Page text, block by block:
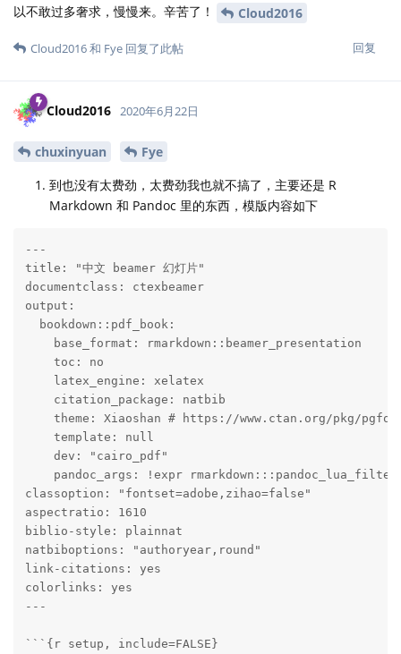
以不敢过多奢求，慢慢来。辛苦了！
Cloud2016
回复
Cloud2016和 Fye 回复了此帖
Cloud2016 2020年6月22日
chuxinyuan
Fye
到也没有太费劲，太费劲我也就不搞了，主要还是 R
Markdown 和 Pandoc 里的东西，模版内容如下
---
title: "中文 beamer 幻灯片"
documentclass: ctexbeamer
output:
  bookdown::pdf_book:
    base_format: rmarkdown::beamer_presentation
    toc: no
    latex_engine: xelatex
    citation_package: natbib
theme: Xiaoshan # https://www.ctan.org/pkg/
    template: null
    dev: "cairo_pdf"
pandoc_args: !expr
classoption: "fontset=adobe,zihao=false"
aspectratio: 1610
biblio-style: plainnat
natbiboptions: "authoryear,round"
link-citations: yes
colorlinks: yes
---
```{r setup, include=FALSE}